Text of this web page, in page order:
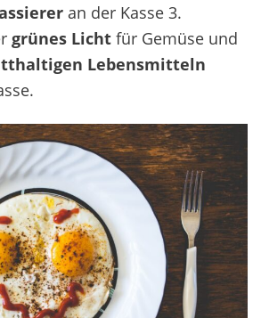
an der Kasse 3.
grünes Licht für Gemüse und
Lebensmitteln